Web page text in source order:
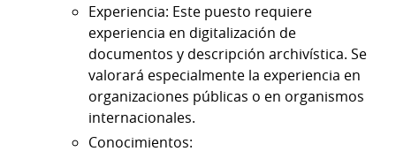
Experiencia: Este puesto requiere
experiencia en digitalización de
documentos y descripción archivística. Se
valorará especialmente la experiencia en
organizaciones públicas o en organismos
internacionales.
Conocimientos: